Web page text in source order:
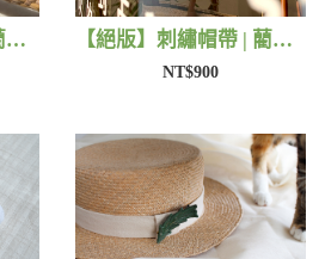
【絕版】刺繡配飾 | 藺子X撫子色生活 【絕版】刺繡帽帶 | 藺子X有FU手作
NT$900